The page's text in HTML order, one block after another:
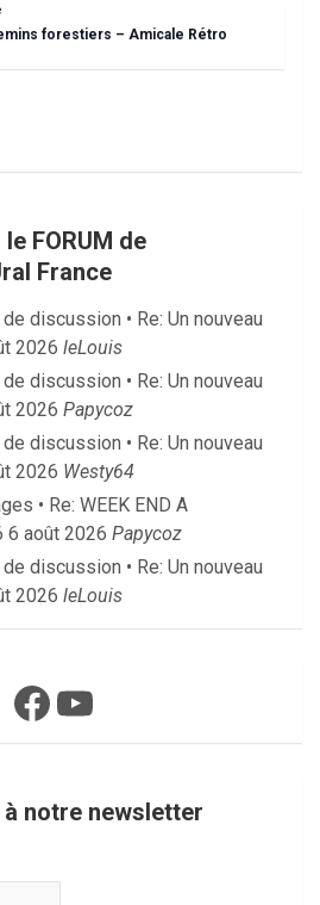
forestiers – Amicale Rétro
FORUM de
France
discussion • Re: Un nouveau
2026 leLouis
discussion • Re: Un nouveau
2026 Papycoz
discussion • Re: Un nouveau
2026 Westy64
• Re: WEEK END A
6 août 2026 Papycoz
discussion • Re: Un nouveau
2026 leLouis
Facebook
YouTube
notre newsletter